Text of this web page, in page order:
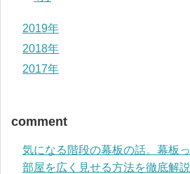
2019年
2018年
2017年
comment
気になる階段の幕板の話。幕板
部屋を広く見せる方法を徹底解